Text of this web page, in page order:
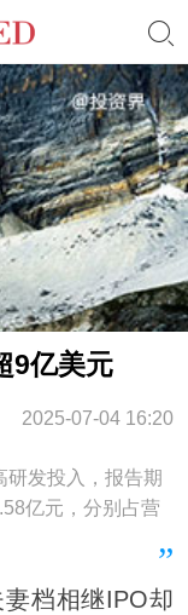
9亿美元
2025-07-04 16:20
研发投入，报告期
亿元，分别占营
档相继IPO却